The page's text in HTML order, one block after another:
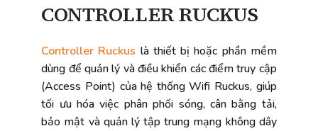
CONTROLLER RUCKUS
Controller Ruckus là thiết bị hoặc phần mềm
dùng để quản lý và điều khiển các điểm truy cập
(Access Point) của hệ thống Wifi Ruckus, giúp
tối ưu hóa việc phân phối sóng, cân bằng tải,
bảo mật và quản lý tập trung mạng không dây